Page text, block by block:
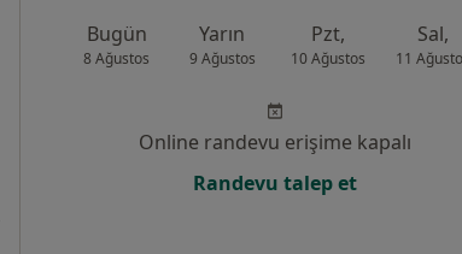
Bugün
8 Ağustos
Yarın
9 Ağustos
Pzt,
10 Ağustos
Sal,
11
Online randevu erişime kapalı
Randevu talep et